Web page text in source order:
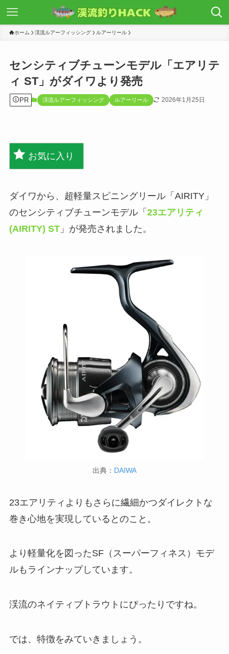
ホーム 渓流ルアーフィッシング ルアーリール
センシティブチューンモデル「エアリテ
ィ ST」がダイワより発売
PR 渓流ルアーフィッシング ルアーリール 2026年1月25日
お気に入り
ダイワから、超軽量スピニングリール「AIRITY」
のセンシティブチューンモデル「 23エアリティ
(AIRITY) ST」が発売されました。
出典： DAIWA
23エアリティよりもさらに繊細かつダイレクトな
巻き心地を実現しているとのこと。
より軽量化を図ったSF（スーパーフィネス）モデ
ルもラインナップしています。
渓流のネイティブトラウトにぴったりですね。
では、特徴をみていきましょう。